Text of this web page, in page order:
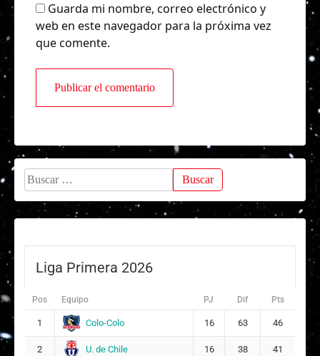
Guarda mi nombre, correo electrónico y
web en este navegador para la próxima vez
que comente.
Buscar:
Liga Primera 2026
Pos Equipo PJ Dif Pts
1 Colo-Colo 16 63 46
2 U. de Chile 16 38 41